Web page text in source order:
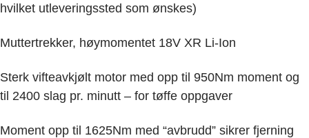
hvilket utleveringssted som ønskes)
Muttertrekker, høymomentet 18V XR Li-Ion
Sterk vifteavkjølt motor med opp til 950Nm moment og
til 2400 slag pr. minutt – for tøffe oppgaver
Moment opp til 1625Nm med “avbrudd” sikrer fjerning